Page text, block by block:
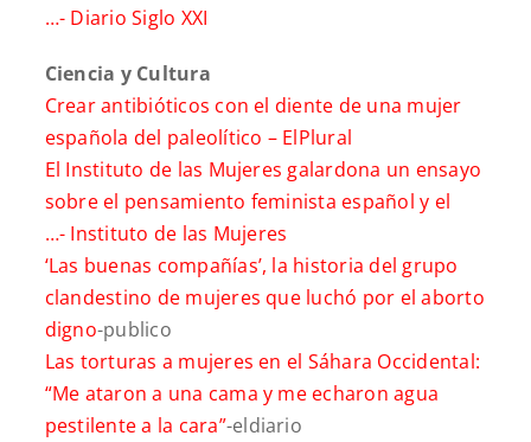
…- Diario Siglo XXI
Ciencia y Cultura
Crear antibióticos con el diente de una mujer
española del paleolítico – ElPlural
El Instituto de las Mujeres galardona un ensayo
sobre el pensamiento feminista español y el
…- Instituto de las Mujeres
‘Las buenas compañías’, la historia del grupo
clandestino de mujeres que luchó por el aborto
digno-publico
Las torturas a mujeres en el Sáhara Occidental:
“Me ataron a una cama y me echaron agua
pestilente a la cara”-eldiario